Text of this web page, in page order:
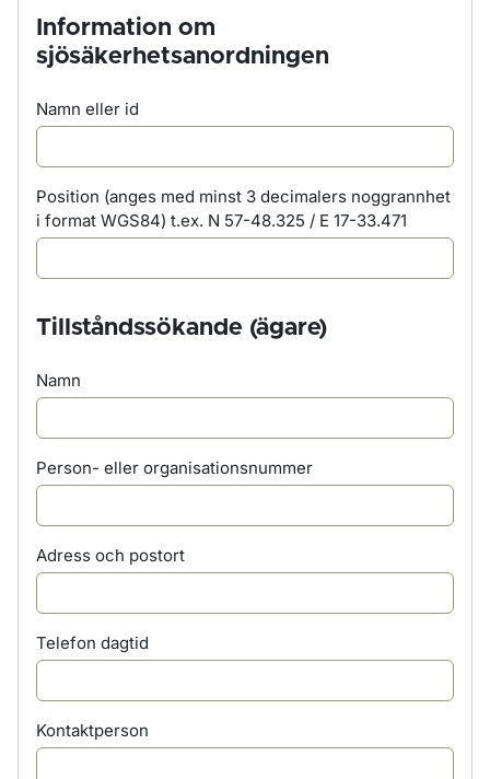
Information om
sjösäkerhetsanordningen
Namn eller id
Position (anges med minst 3 decimalers noggrannhet
i format WGS84) t.ex. N 57-48.325 / E 17-33.471
Tillståndssökande (ägare)
Namn
Person- eller organisationsnummer
Adress och postort
Telefon dagtid
Kontaktperson